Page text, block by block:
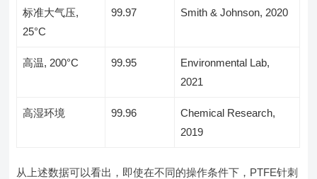
标准大气压,
25°C
99.97 Smith & Johnson, 2020
高温, 200°C 99.95
Environmental Lab,
2021
高湿环境 99.96
Chemical Research,
2019
从上述数据可以看出，即使在不同的操作条件下，PTFE针刺